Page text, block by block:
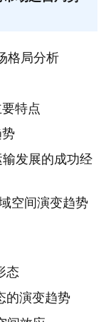
格局分析
特点
发展的成功经
空间演变趋势
态
的演变趋势